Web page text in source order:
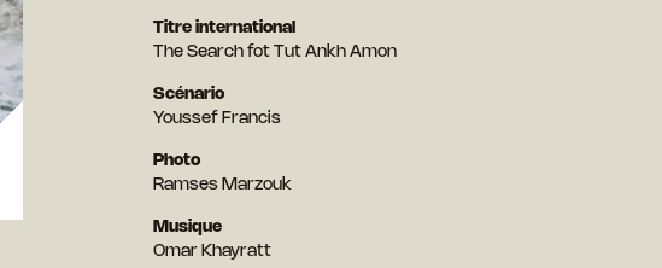
Titre international
The Search fot Tut Ankh Amon
Scénario
Youssef Francis
Photo
Ramses Marzouk
Musique
Omar Khayratt